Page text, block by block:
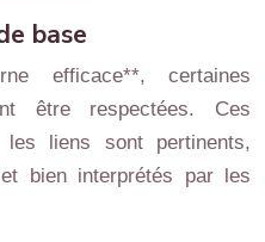
base
efficace**, certaines
être respectées. Ces
les liens sont pertinents,
bien interprétés par les